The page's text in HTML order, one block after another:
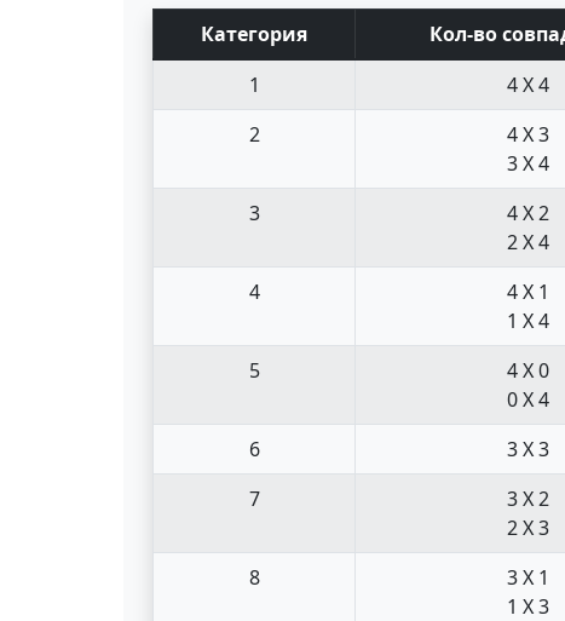
Категория Кол-во
1
4 X 4
2
4 X 3
3 X 4
3
4 X 2
2 X 4
4
4 X 1
1 X 4
5
4 X 0
0 X 4
6 3 X 3
7
3 X 2
2 X 3
8
3 X 1
1 X 3